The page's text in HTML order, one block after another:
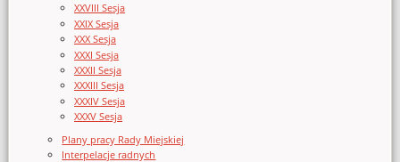
XXVIII Sesja
XXIX Sesja
XXX Sesja
XXXI Sesja
XXXII Sesja
XXXIII Sesja
XXXIV Sesja
XXXV Sesja
Plany pracy Rady Miejskiej
Interpelacje radnych